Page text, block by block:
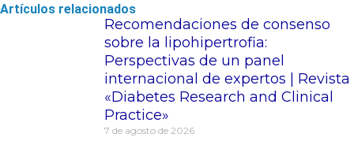
Artículos relacionados
Recomendaciones de consenso
sobre la lipohipertrofia:
Perspectivas de un panel
internacional de expertos | Revista
«Diabetes Research and Clinical
Practice»
7 de agosto de 2026